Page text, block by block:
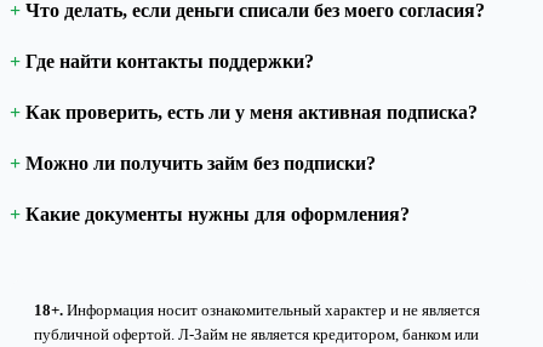
Что делать, если деньги списали без моего согласия?
Где найти контакты поддержки?
Как проверить, есть ли у меня активная подписка?
Можно ли получить займ без подписки?
Какие документы нужны для оформления?
18+. Информация носит ознакомительный характер и не является
публичной офертой. Л-Займ не является кредитором, банком или